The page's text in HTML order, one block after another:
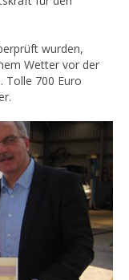
wurden,
Wetter vor der
Tolle 700 Euro